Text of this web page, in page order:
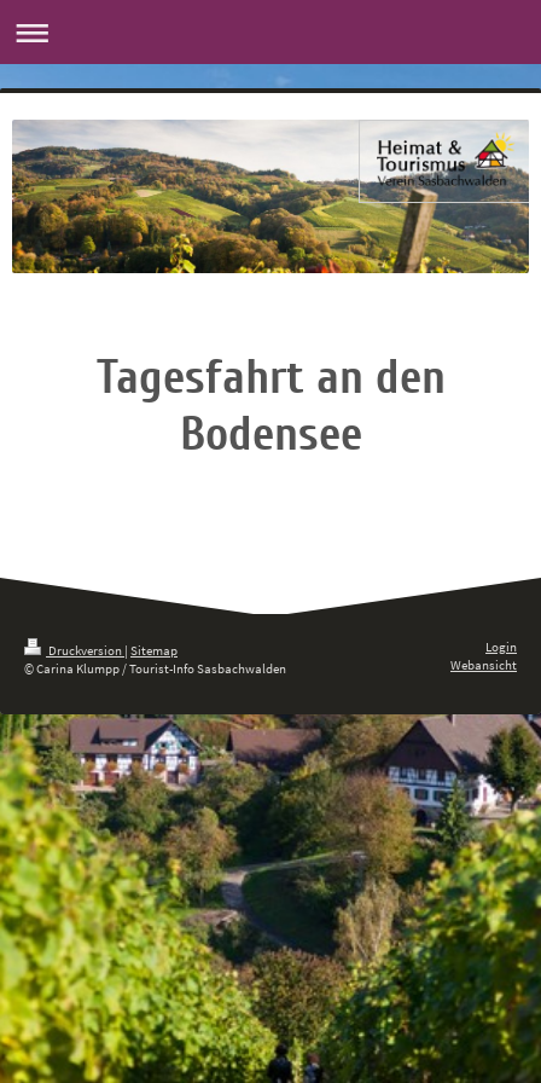
Tagesfahrt an den
Bodensee
Druckversion | Sitemap
© Carina Klumpp / Tourist-Info Sasbachwalden
Login
Webansicht